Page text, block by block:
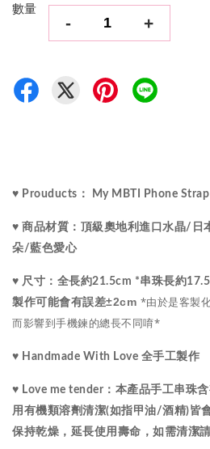
數量
- +
♥ Prouducts： My MBTI Phone
♥ 商品材質： 頂級奧地利進口 水晶/ 日
朵/藍色愛心
♥ 尺寸： 全長約21.5cm *串珠長約
製作可能會有誤差±2cm *由於是客製
而影響到手機鍊的總長不同唷*
♥ Handmade With Love 全手工製作
♥ Love me tender： 本產品手工串珠
用有機類溶劑清潔(如指甲油/酒精)皆
保持乾燥，延長使用壽命，如需清潔